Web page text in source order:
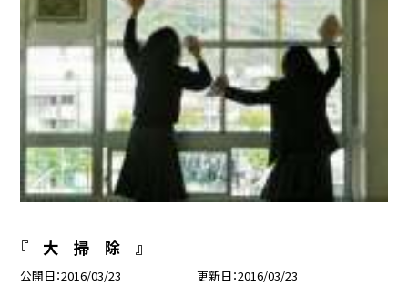
『 大 掃 除 』
公開日 2016/03/23 更新日 2016/03/23